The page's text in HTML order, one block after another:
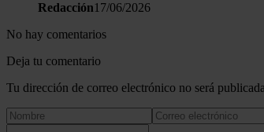
Redacción17/06/2026
No hay comentarios
Deja tu comentario
Tu dirección de correo electrónico no será